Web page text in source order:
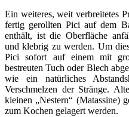
Ein weiteres, weit verbreitetes
fertig gerollten Pici auf dem
enthält, ist die Oberfläche
und klebrig zu werden. Um
Pici sofort auf einem mit
bestreuten Tuch oder Blech
wie ein natürliches
Verschmelzen der Stränge.
kleinen „Nestern“ (Matassine)
zum Kochen gelagert werden.